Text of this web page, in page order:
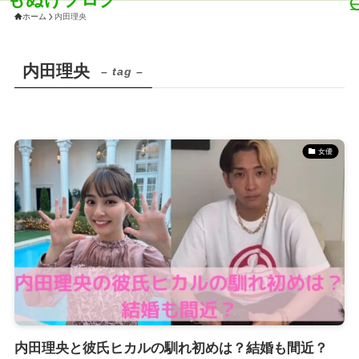
ホーム 内田理央
内田理央 – tag –
女優
内田理央と彼氏ヒカルの馴れ初めは？結婚も間近？